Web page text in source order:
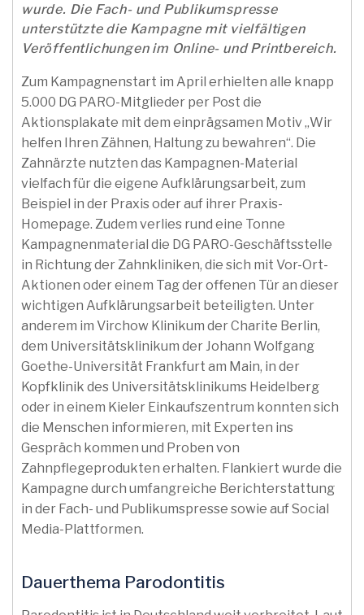
wurde. Die Fach- und Publikumspresse
unterstützte die Kampagne mit vielfältigen
Veröffentlichungen im Online- und Printbereich.
Zum Kampagnenstart im April erhielten alle knapp
5.000 DG PARO-Mitglieder per Post die
Aktionsplakate mit dem einprägsamen Motiv „Wir
helfen Ihren Zähnen, Haltung zu bewahren“. Die
Zahnärzte nutzten das Kampagnen-Material
vielfach für die eigene Aufklärungsarbeit, zum
Beispiel in der Praxis oder auf ihrer Praxis-
Homepage. Zudem verlies rund eine Tonne
Kampagnenmaterial die DG PARO-Geschäftsstelle
in Richtung der Zahnkliniken, die sich mit Vor-Ort-
Aktionen oder einem Tag der offenen Tür an dieser
wichtigen Aufklärungsarbeit beteiligten. Unter
anderem im Virchow Klinikum der Charite Berlin,
dem Universitätsklinikum der Johann Wolfgang
Goethe-Universität Frankfurt am Main, in der
Kopfklinik des Universitätsklinikums Heidelberg
oder in einem Kieler Einkaufszentrum konnten sich
die Menschen informieren, mit Experten ins
Gespräch kommen und Proben von
Zahnpflegeprodukten erhalten. Flankiert wurde die
Kampagne durch umfangreiche Berichterstattung
in der Fach- und Publikumspresse sowie auf Social
Media-Plattformen.
Dauerthema Parodontitis